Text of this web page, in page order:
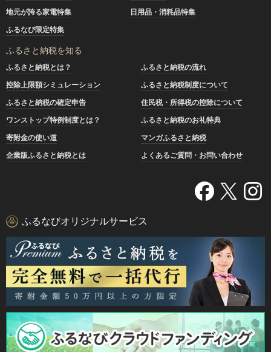
地元が誇る家電特集
日用品・消耗品特集
ふるなび限定特集
ふるさと納税を知る
ふるさと納税とは？
ふるさと納税の流れ
控除上限額シミュレーション
ふるさと納税制度について
ふるさと納税の確定申告
住民税・所得税の控除について
ワンストップ特例制度とは？
ふるさと納税のお礼特典
寄附金の使い道
マンガふるさと納税
企業版ふるさと納税とは
よくあるご質問・お問い合わせ
ふるなびオリジナルサービス